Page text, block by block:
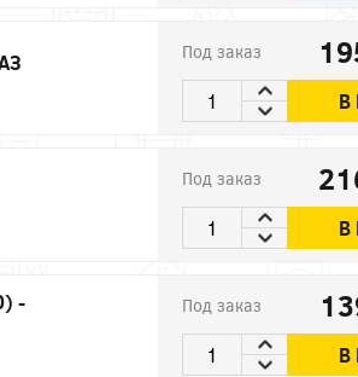
Под заказ
В
Под заказ
В
-
Под заказ
В